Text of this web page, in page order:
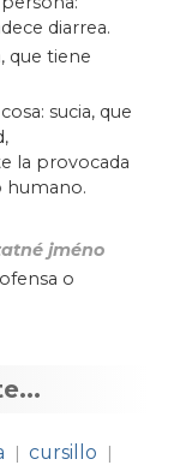
diarrea.
que tiene
sucia, que
la provocada
humano.
jméno
o
cursillo